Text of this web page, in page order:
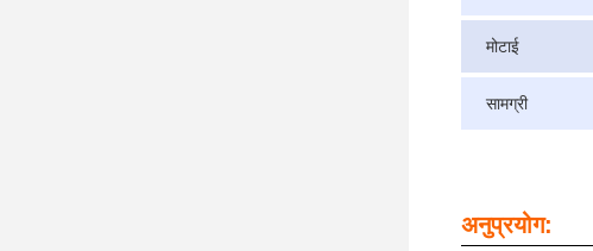
मोटाई
सामग्री
अनुप्रयोग: